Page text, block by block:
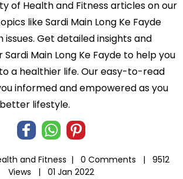
of Health and Fitness articles on our
like Sardi Main Long Ke Fayde
Get detailed insights and
Main Long Ke Fayde to help you
a healthier life. Our easy-to-read
informed and empowered as you
lifestyle.
and Fitness | 0 Comments |
9512
Views |
01 Jan 2022